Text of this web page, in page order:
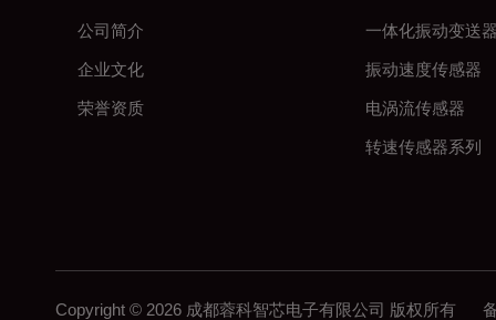
公司简介
企业文化
荣誉资质
一体化振动变送
振动速度传感器
电涡流传感器
转速传感器系列
Copyright © 2026 成都蓉科智芯电子有限公司 版权所有